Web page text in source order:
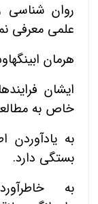
روان
علمی معرفی
هرمان
ایشان
خاص به
به یادآوردن
بستگی دارد.
به